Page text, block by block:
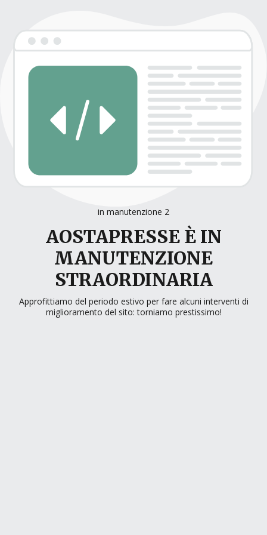
in manutenzione 2
AOSTAPRESSE È IN
MANUTENZIONE
STRAORDINARIA
Approfittiamo del periodo estivo per fare alcuni interventi di
miglioramento del sito: torniamo prestissimo!